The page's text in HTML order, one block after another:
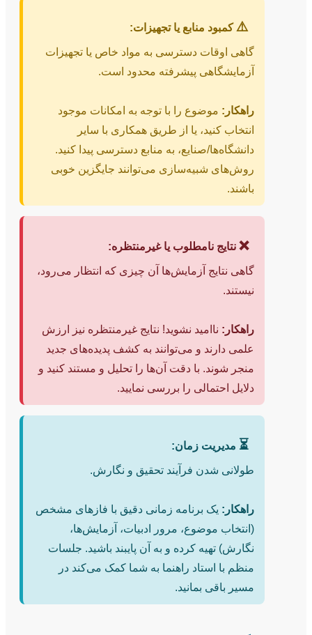
⚠️ کمبود منابع یا تجهیزات:
گاهی اوقات دسترسی به مواد خاص یا تجهیزات
آزمایشگاهی پیشرفته محدود است.
راهکار: موضوع را با توجه به امکانات موجود
انتخاب کنید، یا از طریق همکاری با سایر
دانشگاه‌ها/صنایع، به منابع دسترسی پیدا کنید.
روش‌های شبیه‌سازی می‌توانند جایگزین خوبی
باشند.
❌ نتایج نامطلوب یا غیرمنتظره:
گاهی نتایج آزمایش‌ها آن چیزی که انتظار می‌رود،
نیستند.
راهکار: ناامید نشوید! نتایج غیرمنتظره نیز ارزش
علمی دارند و می‌توانند به کشف پدیده‌های جدید
منجر شوند. با دقت آن‌ها را تحلیل و مستند کنید و
دلایل احتمالی را بررسی نمایید.
⏳ مدیریت زمان:
طولانی شدن فرآیند تحقیق و نگارش.
راهکار: یک برنامه زمانی دقیق با فازهای مشخص
(انتخاب موضوع، مرور ادبیات، آزمایش‌ها،
نگارش) تهیه کرده و به آن پایبند باشید. جلسات
منظم با استاد راهنما به شما کمک می‌کند در
مسیر باقی بمانید.